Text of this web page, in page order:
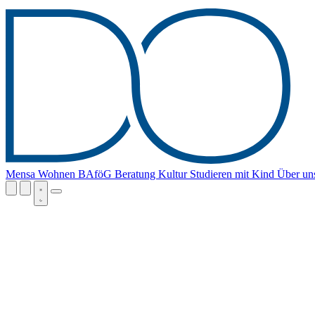
Mensa Wohnen BAföG Beratung Kultur Studieren mit Kind Über